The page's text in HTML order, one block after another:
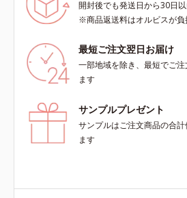
開封後でも発送日から30日
※商品返送料はオルビスが負
最短ご注文翌日お届け
一部地域を除き、最短でご
ます
サンプルプレゼント
サンプルはご注文商品の合
ます